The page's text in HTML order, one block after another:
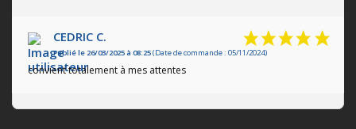
CEDRIC C.
Publié le 26/03/2025 à 08:25(Date de commande : 05/11/2024)
convient totalement à mes attentes